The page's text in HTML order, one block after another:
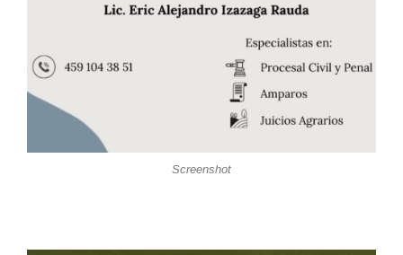
Screenshot